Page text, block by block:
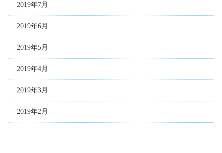
2019年7月
2019年6月
2019年5月
2019年4月
2019年3月
2019年2月